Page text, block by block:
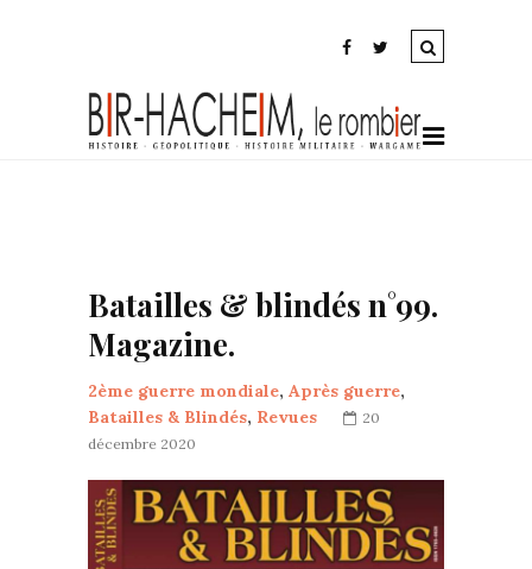
Batailles & blindés n°99.
Magazine.
2ème guerre mondiale, Après guerre,
Batailles & Blindés, Revues
20
décembre 2020